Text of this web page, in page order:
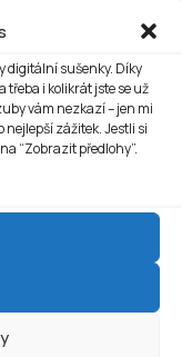
digitální sušenky. Díky
třeba i kolikrát jste se už
vám nezkazí – jen mi
nejlepší zážitek. Jestli si
“Zobrazit předlohy”.
to celé
pár vět v ráji
já nebo někdo
nečekal
od práce,
Více informací
vyrůst